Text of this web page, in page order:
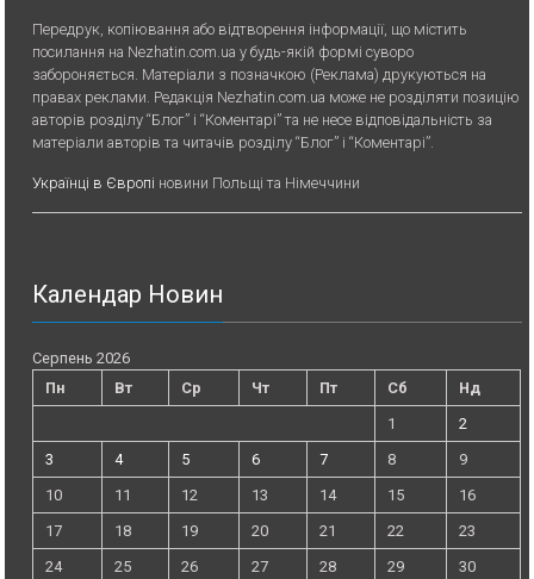
Передрук, копiювання або вiдтворення iнформацiї, що мiстить
посилання на Nezhatin.com.ua у будь-якiй формi суворо
забороняється. Матеріали з позначкою (Реклама) друкуються на
правах реклами. Редакція Nezhatin.com.ua може не розділяти позицію
авторів розділу “Блог” і “Коментарі” та не несе відповідальність за
матеріали авторів та читачів розділу “Блог” і “Коментарі”.
Українці в Європі новини Польщі та Німеччини
Календар Новин
Серпень 2026
Пн
Вт Ср Чт Пт Сб
Нд
1
2
3
4 5 6 7 8
9
10
11 12 13 14 15
16
17
18 19 20 21 22
23
24
25 26 27 28 29 30